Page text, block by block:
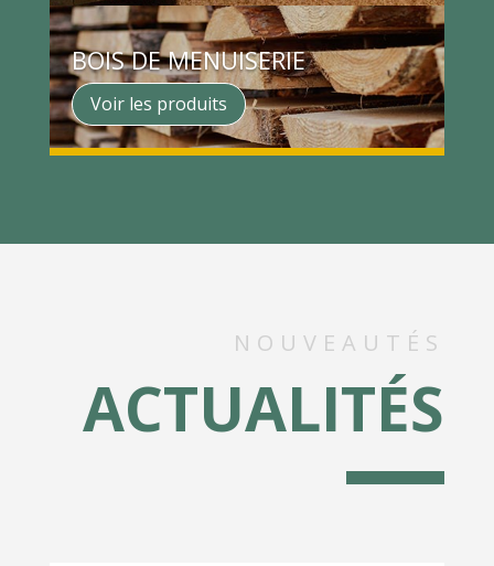
BOIS DE MENUISERIE
Voir les produits
NOUVEAUTÉS
ACTUALITÉS